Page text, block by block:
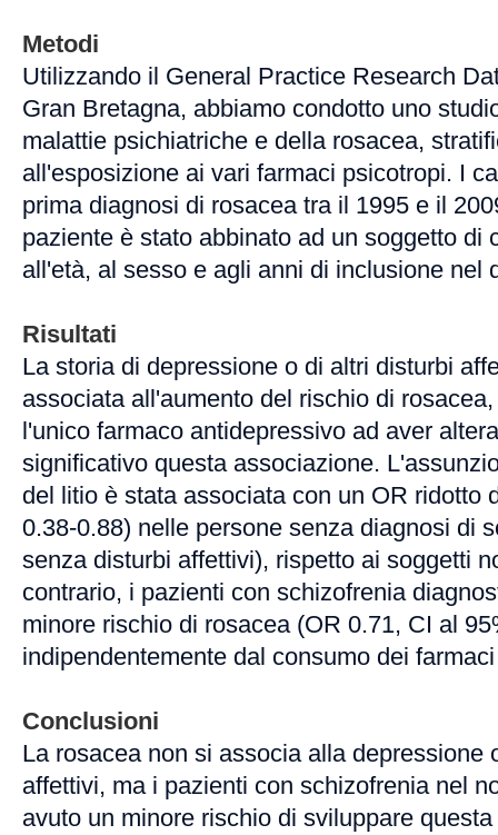
Metodi
Utilizzando il General Practice Research
Gran Bretagna, abbiamo condotto uno
malattie psichiatriche e della rosacea,
all'esposizione ai vari farmaci psicotropi. I
prima diagnosi di rosacea tra il 1995 e il
paziente è stato abbinato ad un soggetto di
all'età, al sesso e agli anni di inclusione nel
Risultati
La storia di depressione o di altri disturbi
associata all'aumento del rischio di
l'unico farmaco antidepressivo ad aver
significativo questa associazione.
del litio è stata associata con un OR ridotto
0.38-0.88) nelle persone senza diagnosi di
senza disturbi affettivi), rispetto ai soggetti
contrario, i pazienti con schizofrenia
minore rischio di rosacea (OR 0.71, CI al
indipendentemente dal consumo dei
Conclusioni
La rosacea non si associa alla depressione
affettivi, ma i pazienti con schizofrenia nel
avuto un minore rischio di sviluppare